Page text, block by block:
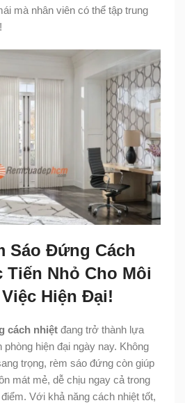
mà nhân viên có thể tập trung
Sáo Đứng Cách
Tiến Nhỏ Cho Môi
Hiện Đại!
cách nhiệt đang trở thành lựa
phòng hiện đại ngày nay. Không
trọng, rèm sáo đứng còn giúp
mát mẻ, dễ chịu ngay cả trong
Với khả năng cách nhiệt tốt,